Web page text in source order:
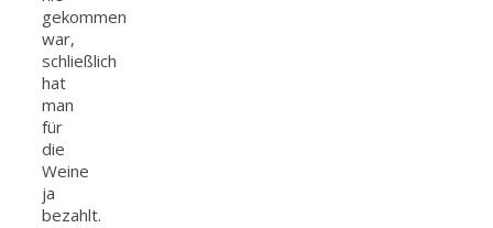
gekommen
war,
schließlich
hat
man
für
die
Weine
ja
bezahlt.